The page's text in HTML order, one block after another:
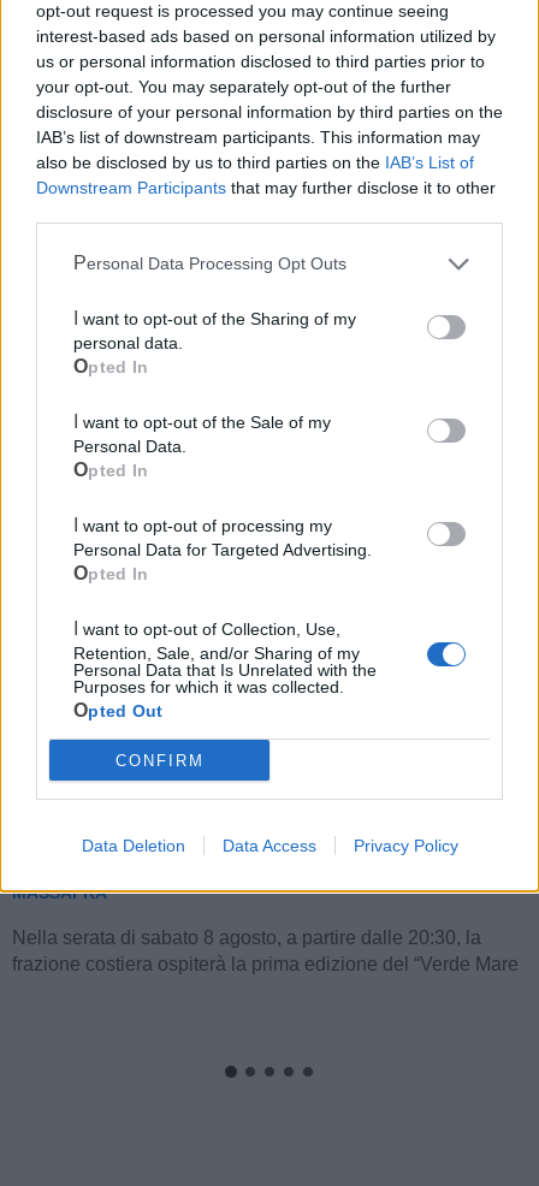
opt-out request is processed you may continue seeing
interest-based ads based on personal information utilized by
us or personal information disclosed to third parties prior to
your opt-out. You may separately opt-out of the further
disclosure of your personal information by third parties on the
IAB’s list of downstream participants. This information may
also be disclosed by us to third parties on the IAB’s List of
Downstream Participants that may further disclose it to other
Personal Data Processing Opt Outs
personal data.
Opted In
Personal Data.
Opted In
Personal Data for Targeted Advertising.
Opted In
Retention, Sale, and/or Sharing of my
Personal Data that Is Unrelated with the
Purposes for which it was collected.
Opted Out
CONFIRM
Data Deletion Data Access Privacy Policy
Cia Agricoltori Italiani | Puglia - Area Due
Mari
Due Mari
Le ultime notizie di Massafra
210
Verde Mare Music Fest: a Massafra la
notte dei Vasconnessi
MASSAFRA
Nella serata di sabato 8 agosto, a partire dalle 20:30, la
frazione costiera ospiterà la prima edizione del “Verde Mare